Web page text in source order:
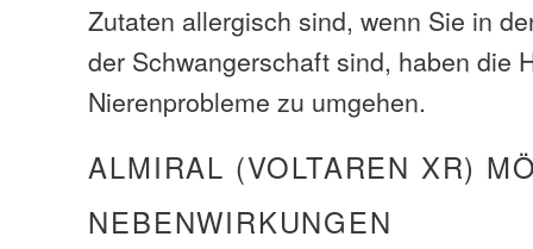
Zutaten allergisch sind, wenn Sie in
der Schwangerschaft sind, haben die
Nierenprobleme zu umgehen.
ALMIRAL (VOLTAREN XR)
NEBENWIRKUNGEN